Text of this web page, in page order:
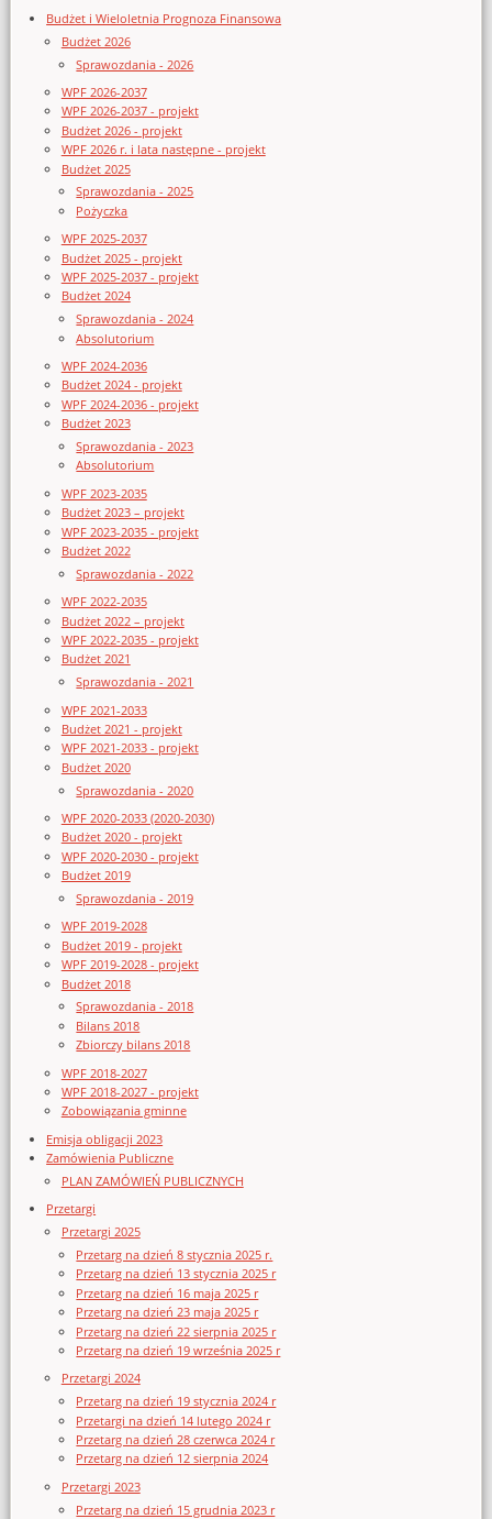
Budżet i Wieloletnia Prognoza Finansowa
Budżet 2026
Sprawozdania - 2026
WPF 2026-2037
WPF 2026-2037 - projekt
Budżet 2026 - projekt
WPF 2026 r. i lata następne - projekt
Budżet 2025
Sprawozdania - 2025
Pożyczka
WPF 2025-2037
Budżet 2025 - projekt
WPF 2025-2037 - projekt
Budżet 2024
Sprawozdania - 2024
Absolutorium
WPF 2024-2036
Budżet 2024 - projekt
WPF 2024-2036 - projekt
Budżet 2023
Sprawozdania - 2023
Absolutorium
WPF 2023-2035
Budżet 2023 – projekt
WPF 2023-2035 - projekt
Budżet 2022
Sprawozdania - 2022
WPF 2022-2035
Budżet 2022 – projekt
WPF 2022-2035 - projekt
Budżet 2021
Sprawozdania - 2021
WPF 2021-2033
Budżet 2021 - projekt
WPF 2021-2033 - projekt
Budżet 2020
Sprawozdania - 2020
WPF 2020-2033 (2020-2030)
Budżet 2020 - projekt
WPF 2020-2030 - projekt
Budżet 2019
Sprawozdania - 2019
WPF 2019-2028
Budżet 2019 - projekt
WPF 2019-2028 - projekt
Budżet 2018
Sprawozdania - 2018
Bilans 2018
Zbiorczy bilans 2018
WPF 2018-2027
WPF 2018-2027 - projekt
Zobowiązania gminne
Emisja obligacji 2023
Zamówienia Publiczne
PLAN ZAMÓWIEŃ PUBLICZNYCH
Przetargi
Przetargi 2025
Przetarg na dzień 8 stycznia 2025 r.
Przetarg na dzień 13 stycznia 2025 r
Przetarg na dzień 16 maja 2025 r
Przetarg na dzień 23 maja 2025 r
Przetarg na dzień 22 sierpnia 2025 r
Przetarg na dzień 19 września 2025 r
Przetargi 2024
Przetarg na dzień 19 stycznia 2024 r
Przetargi na dzień 14 lutego 2024 r
Przetarg na dzień 28 czerwca 2024 r
Przetarg na dzień 12 sierpnia 2024
Przetargi 2023
Przetarg na dzień 15 grudnia 2023 r